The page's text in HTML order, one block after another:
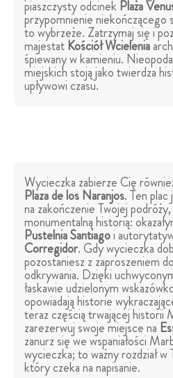
piaszczysty odcinek Plaża
przypomnienie niekończącego
to wybrzeże. Zatrzymaj się i
majestatKościół Wcielenia
śpiewany w kamieniu.
miejskich stoją jako twierdza
upływowi czasu.
Wycieczka zabierze Cię
Plaza de los Naranjos. Ten
na zakończenie Twojej
monumentalną historią:
Pustelnia Santiagoi
Corregidor. Gdy wycieczka
pozostaniesz z zaproszeniem
odkrywania. Dzięki
łaskawie udzielonym
opowiadają historie
teraz częścią trwającej historii
zarezerwuj swoje miejsce na
zanurz się we wspaniałości
wycieczka; to ważny rozdział
który czeka na napisanie.